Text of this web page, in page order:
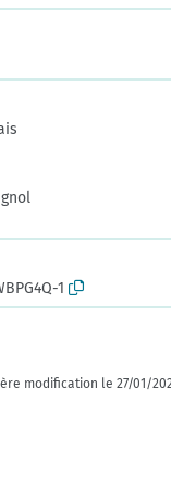
1
modification le 27/01/